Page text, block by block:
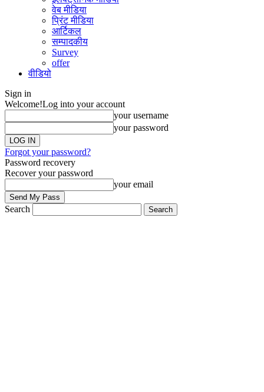
वेब मीडिया
प्रिंट मीडिया
आर्टिकल
सम्पादकीय
Survey
offer
वीडियो
Sign in
Welcome!Log into your account
your username
your password
Forgot your password?
Password recovery
Recover your password
your email
Search